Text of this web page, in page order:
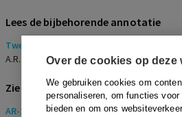
Over de cookies op deze
We gebruiken cookies om
personaliseren, om functies
bieden en om ons
Lees de bijbehorende annotatie
Twee rauwelijke opzeggingen uit de
A.R. Houweling
Zie ook
AR-2015-0398